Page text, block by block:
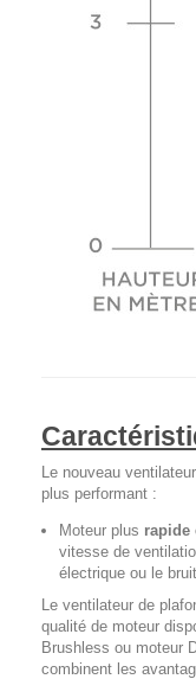
Le nouveau
plus performant :
Moteur plus rapide
vitesse de
électrique ou le
Le ventilateur de
qualité de moteur
Brushless ou moteur
combinent les